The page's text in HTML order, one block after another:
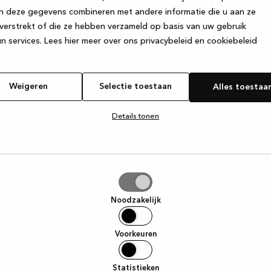
deze gegevens combineren met andere informatie die u aan ze
of die ze hebben verzameld op basis van uw gebruik
services. Lees hier meer over ons privacybeleid en cookiebeleid
Weigeren Selectie toestaan Alles
Details tonen
Noodzakelijk
Voorkeuren
Statistieken
has occurred while loadingwww.kvik.nl (see the